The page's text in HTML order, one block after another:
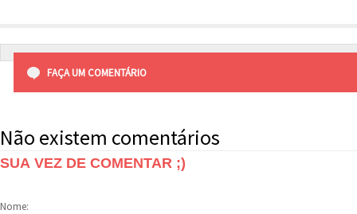
FAÇA UM COMENTÁRIO
Não existem comentários
SUA VEZ DE COMENTAR ;)
Nome: